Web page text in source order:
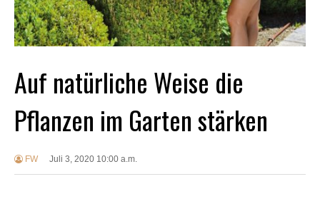
Auf natürliche Weise die
Pflanzen im Garten stärken
FW Juli 3, 2020 10:00 a.m.